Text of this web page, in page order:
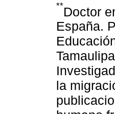
**Doctor
España.
la